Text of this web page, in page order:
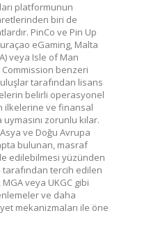
platformunun
biri de
PinCo ve Pin Up
eGaming, Malta
veya Isle of Man
benzeri
tarafından lisans
belirli operasyonel
ilkelerine ve finansal
zorunlu kılar.
ve Doğu Avrupa
bulunan, masraf
edilebilmesi yüzünden
tercih edilen
veya UKGC gibi
ve daha
mekanizmaları ile öne